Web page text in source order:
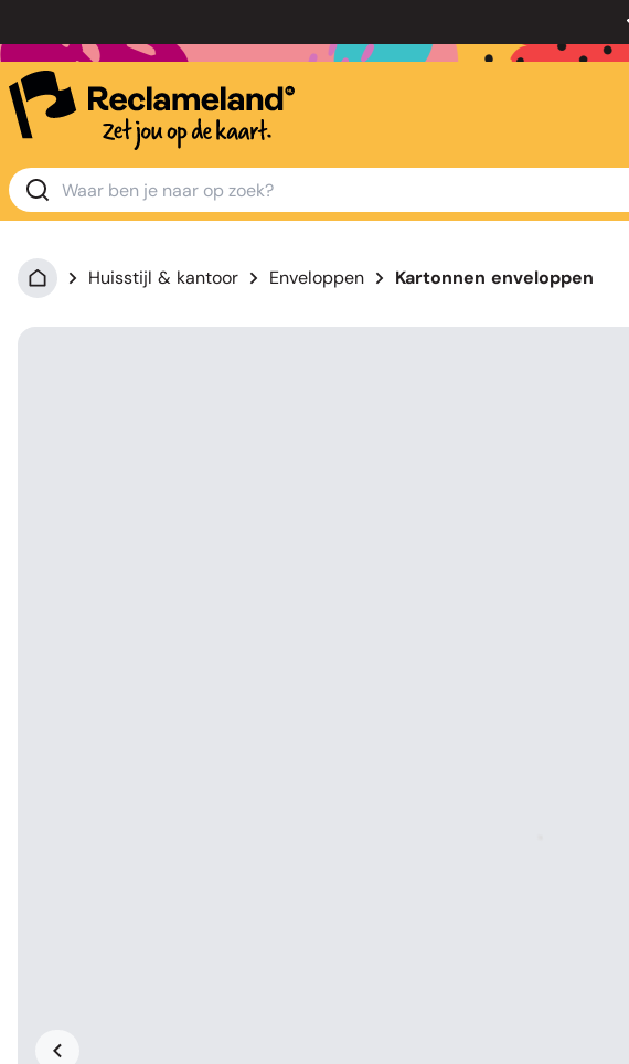
Huisstijl & kantoor Enveloppen Kartonnen enveloppen